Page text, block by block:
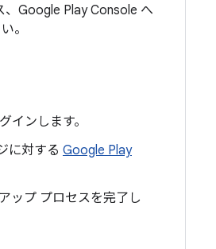
Google Play Console へ
。
ンします。
に対する Google Play
ップ プロセスを完了し